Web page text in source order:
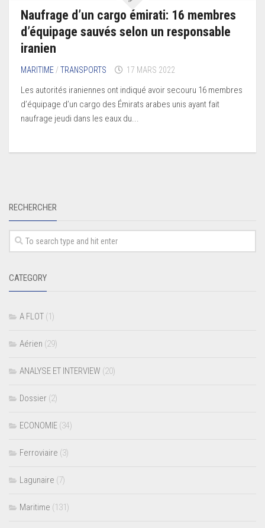
Naufrage d’un cargo émirati: 16 membres
d’équipage sauvés selon un responsable
iranien
MARITIME /TRANSPORTS 17 MARS 2022
Les autorités iraniennes ont indiqué avoir secouru 16 membres
d’équipage d’un cargo des Émirats arabes unis ayant fait
naufrage jeudi dans les eaux du...
RECHERCHER
CATEGORY
A FLOT (1)
Aérien (29)
ANALYSE ET INTERVIEW (20)
Dossier (2)
ECONOMIE (34)
Ferroviaire (3)
Lagunaire (7)
Maritime (131)